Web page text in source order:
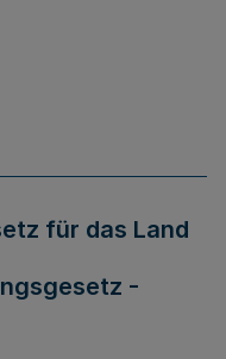
für das Land
-